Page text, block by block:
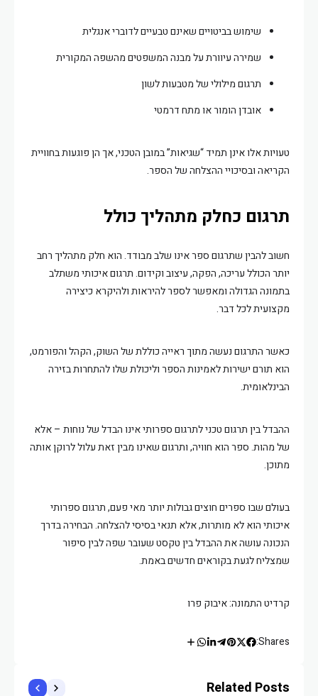
שימוש בביטויים שאינם טבעיים לדוברי אנגלית
שמירה עיוורת על מבנה המשפטים מהשפה המקורית
תרגום מילולי של מטבעות לשון
אובדן הומור או מתח דרמטי
טעויות אלו אינן תמיד “שגיאות” במובן הטכני, אך הן פוגעות בחוויית
הקריאה ובסיכויי ההצלחה של הספר.
תרגום כחלק מתהליך כולל
חשוב להבין שתרגום ספר אינו שלב מבודד. הוא חלק מתהליך רחב
יותר הכולל עריכה, הפקה, עיצוב וקידום. תרגום איכותי משתלב
בתמונה הגדולה ומאפשר לספר להיראות ולהיקרא כיצירה
מקצועית לכל דבר.
כאשר התרגום נעשה מתוך ראייה כוללת של השוק, הקהל והפורמט,
הוא תורם ישירות לאמינות הספר וליכולת שלו להתחרות בזירה
הבינלאומית.
ההבדל בין תרגום טכני לתרגום ספרותי אינו הבדל של נוחות – אלא
של מהות. ספר הוא חוויה, ותרגום שאינו מבין זאת עלול לרוקן אותה
מתוכן.
בעולם שבו ספרים חוצים גבולות יותר מאי פעם, תרגום ספרותי
איכותי הוא לא מותרות, אלא תנאי בסיסי להצלחה. הבחירה בדרך
הנכונה עושה את ההבדל בין טקסט שעובר שפה לבין סיפור
שמצליח לגעת בקוראים חדשים באמת.
קרדיט התמונה: איבוק פרו
Shares:
Related Posts